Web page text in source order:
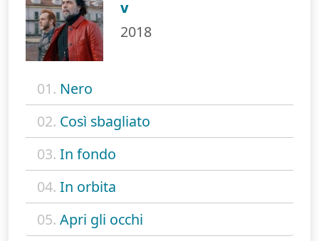
V
2018
01. Nero
02. Così sbagliato
03. In fondo
04. In orbita
05. Apri gli occhi